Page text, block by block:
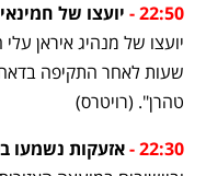
22:50 - יועצו של
טהרן". (רויטרס)
22:30 - אזעקות נשמעו